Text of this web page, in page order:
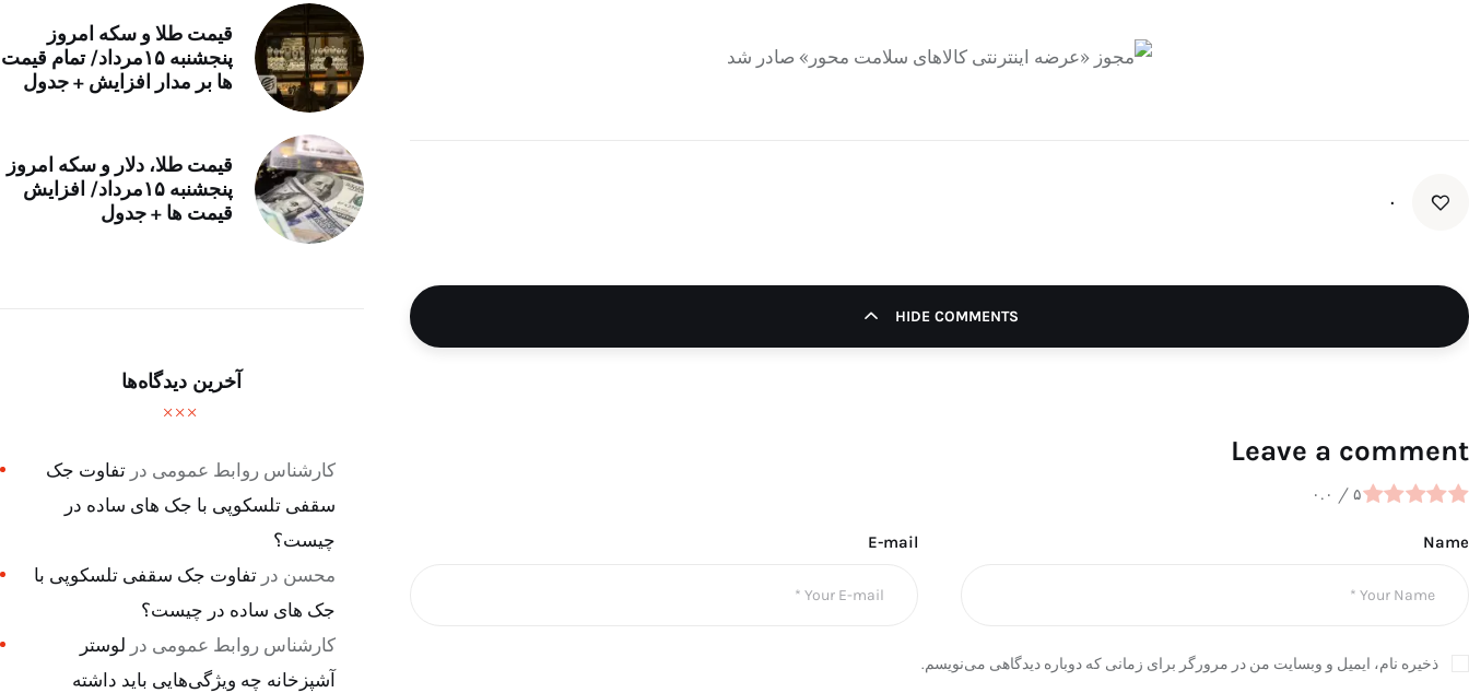
۰
HIDE COMMENTS
Leave a comment
۰.۰ / ۵
Name
E-mail
ذخیره نام، ایمیل و وبسایت من در مرورگر برای زمانی که دوباره دیدگاهی می‌نویسم.
قیمت طلا و سکه امروز
پنجشنبه ۱۵مرداد/ تمام قیمت
ها بر مدار افزایش + جدول
قیمت طلا، دلار و سکه امروز
پنجشنبه ۱۵مرداد/ افزایش
قیمت ها + جدول
آخرین دیدگاه‌ها
کارشناس روابط عمومی در تفاوت جک
سقفی تلسکوپی با جک های ساده در
چیست؟
محسن در تفاوت جک سقفی تلسکوپی با
جک های ساده در چیست؟
کارشناس روابط عمومی در لوستر
آشپزخانه چه ویژگی‌هایی باید داشته